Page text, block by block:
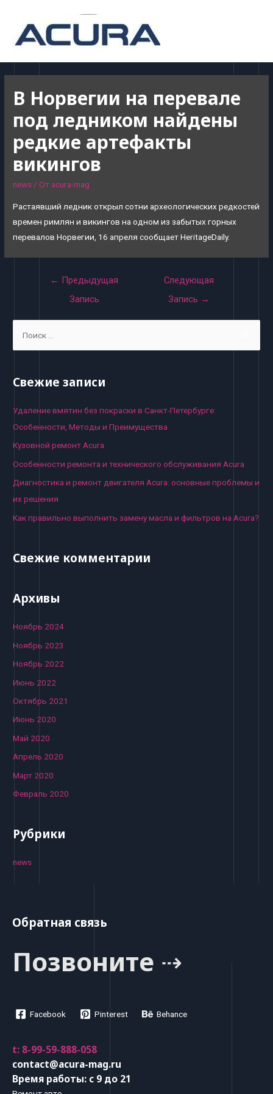
В Норвегии на перевале
под ледником найдены
редкие артефакты
викингов
news/ От acura-mag
Растаявший ледник открыл сотни археологических редкостей
времен римлян и викингов на одном из забытых горных
перевалов Норвегии, 16 апреля сообщает HeritageDaily.
Навигация
← Предыдущая
Запись
Следующая
Запись →
r
h
f
o
Свежие записи
Удаление вмятин без покраски в Санкт-Петербурге:
Особенности, Методы и Преимущества
Кузовной ремонт Acura
Особенности ремонта и технического обслуживания Acura
Диагностика и ремонт двигателя Acura: основные проблемы и
их решения
Как правильно выполнить замену масла и фильтров на Acura?
Свежие комментарии
Архивы
Ноябрь 2024
Ноябрь 2023
Ноябрь 2022
Июнь 2022
Октябрь 2021
Июнь 2020
Май 2020
Апрель 2020
Март 2020
Февраль 2020
Рубрики
news
Обратная связь
Позвоните ⇢
Facebook Pinterest Behance
t: 8-99-59-888-058
contact@acura-mag.ru
Время работы: с 9 до 21